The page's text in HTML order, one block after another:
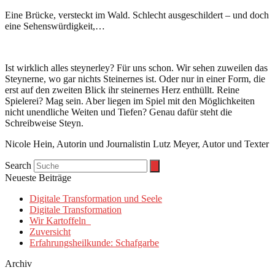
Eine Brücke, versteckt im Wald. Schlecht ausgeschildert – und doch
eine Sehenswürdigkeit,…
Ist wirklich alles steynerley? Für uns schon. Wir sehen zuweilen das
Steynerne, wo gar nichts Steinernes ist. Oder nur in einer Form, die
erst auf den zweiten Blick ihr steinernes Herz enthüllt. Reine
Spielerei? Mag sein. Aber liegen im Spiel mit den Möglichkeiten
nicht unendliche Weiten und Tiefen? Genau dafür steht die
Schreibweise Steyn.
Nicole Hein, Autorin und Journalistin Lutz Meyer, Autor und Texter
Search
Neueste Beiträge
Digitale Transformation und Seele
Digitale Transformation
Wir Kartoffeln
Zuversicht
Erfahrungsheilkunde: Schafgarbe
Archiv